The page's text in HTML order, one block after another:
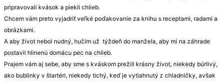
pripravovali kvások a piekli chlieb.
Chcem vám preto vyjadriť veľké poďakovanie za knihu s receptami, radami a
obrázkami.
A aby život nebol nudný, hučím už týždeň do manžela, aby mi na záhrade
postavil hlinenú domácu pec na chlieb.
Prajem vám aj sebe, aby sme s kváskom prežili krásny život, niekedy búrlivý,
ako bublinky v štartéri, niekedy tichý, keď je vytiahnutý z chladničky, avšak